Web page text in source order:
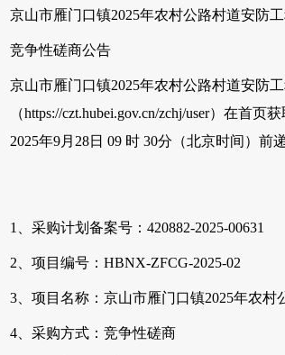
京山市雁门口镇2025年农村公路村道安防
竞争性磋商公告
京山市雁门口镇2025年农村公路村道安防
（https://czt.hubei.gov.cn/zchj/user）在首
2025年9月28日 09 时 30分（北京时间）前
1、采购计划备案号：420882-2025-
2、项目编号：HBNX-ZFCG-
3、项目名称：京山市雁门口镇2025年农村
4、采购方式：竞争性磋商